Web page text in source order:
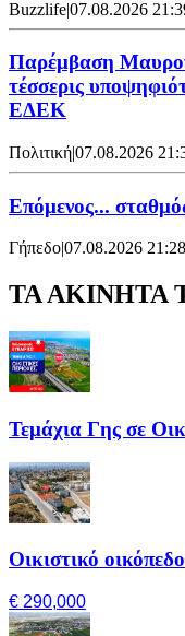
Buzzlife|07.08.2026
Παρέμβαση
τέσσερις
ΕΔΕΚ
Πολιτική|07.08.2026
Επόμενος...
Γήπεδο|07.08.2026 21:28
ΤΑ ΑΚΙΝΗΤΑ
Τεμάχια Γης σε
Οικιστικό
€ 290,000